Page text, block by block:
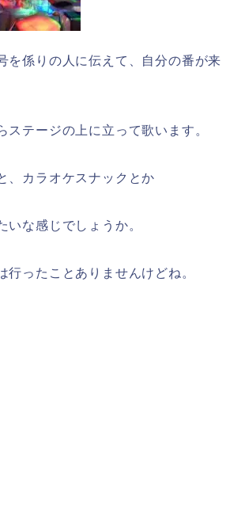
を係りの人に伝えて、自分の番が来
ステージの上に立って歌います。
、カラオケスナックとか
いな感じでしょうか。
行ったことありませんけどね。